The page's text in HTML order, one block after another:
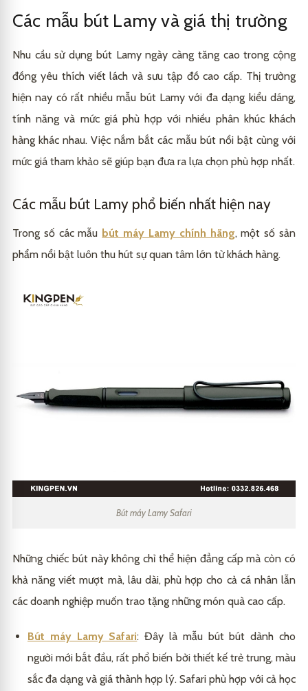
2.5 Các yếu tố khác như thị trường và biến động kinh tế
Các mẫu bút Lamy và giá thị trường
Nhu cầu sử dụng bút Lamy ngày càng tăng cao trong cộng
đồng yêu thích viết lách và sưu tập đồ cao cấp. Thị trường
hiện nay có rất nhiều mẫu bút Lamy với đa dạng kiểu dáng,
tính năng và mức giá phù hợp với nhiều phân khúc khách
hàng khác nhau. Việc nắm bắt các mẫu bút nổi bật cùng với
mức giá tham khảo sẽ giúp bạn đưa ra lựa chọn phù hợp nhất.
Các mẫu bút Lamy phổ biến nhất hiện nay
Trong số các mẫu bút máy Lamy chính hãng, một số sản
phẩm nổi bật luôn thu hút sự quan tâm lớn từ khách hàng.
Bút máy Lamy Safari
Những chiếc bút này không chỉ thể hiện đẳng cấp mà còn có
khả năng viết mượt mà, lâu dài, phù hợp cho cả cá nhân lẫn
các doanh nghiệp muốn trao tặng những món quà cao cấp.
Bút máy Lamy Safari: Đây là mẫu bút bút dành cho
người mới bắt đầu, rất phổ biến bởi thiết kế trẻ trung, màu
sắc đa dạng và giá thành hợp lý. Safari phù hợp với cả học